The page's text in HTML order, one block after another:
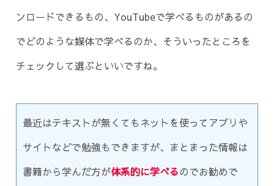
ンロードできるもの、YouTubeで学べるものがあるの
でどのような媒体で学べるのか、そういったところを
チェックして選ぶといいですね。
最近はテキストが無くてもネットを使ってアプリや
サイトなどで勉強もできますが、まとまった情報は
書籍から学んだ方が体系的に学べるのでお勧めで